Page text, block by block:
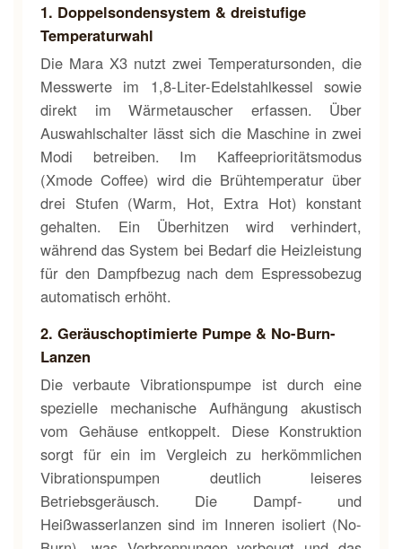
1. Doppelsondensystem & dreistufige
Temperaturwahl
Die Mara X3 nutzt zwei Temperatursonden, die
Messwerte im 1,8-Liter-Edelstahlkessel sowie
direkt im Wärmetauscher erfassen. Über
Auswahlschalter lässt sich die Maschine in zwei
Modi betreiben. Im Kaffeeprioritätsmodus
(Xmode Coffee) wird die Brühtemperatur über
drei Stufen (Warm, Hot, Extra Hot) konstant
gehalten. Ein Überhitzen wird verhindert,
während das System bei Bedarf die Heizleistung
für den Dampfbezug nach dem Espressobezug
automatisch erhöht.
2. Geräuschoptimierte Pumpe & No-Burn-
Lanzen
Die verbaute Vibrationspumpe ist durch eine
spezielle mechanische Aufhängung akustisch
vom Gehäuse entkoppelt. Diese Konstruktion
sorgt für ein im Vergleich zu herkömmlichen
Vibrationspumpen deutlich leiseres
Betriebsgeräusch. Die Dampf- und
Heißwasserlanzen sind im Inneren isoliert (No-